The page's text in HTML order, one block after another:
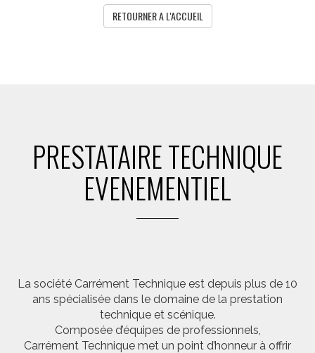
RETOURNER A L'ACCUEIL
PRESTATAIRE TECHNIQUE
EVENEMENTIEL
La société Carrément Technique est depuis plus de 10
ans spécialisée dans le domaine de la prestation
technique et scénique.
Composée d’équipes de professionnels,
Carrément Technique met un point d’honneur à offrir